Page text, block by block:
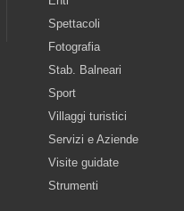
Spettacoli
Fotografia
Stab. Balneari
Sport
Villaggi turistici
Servizi e Aziende
Visite guidate
Strumenti